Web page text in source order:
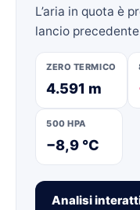
L’aria in quota è
lancio
ZERO TERMICO
4.591 m
500 HPA
−8,9 °C
Analisi